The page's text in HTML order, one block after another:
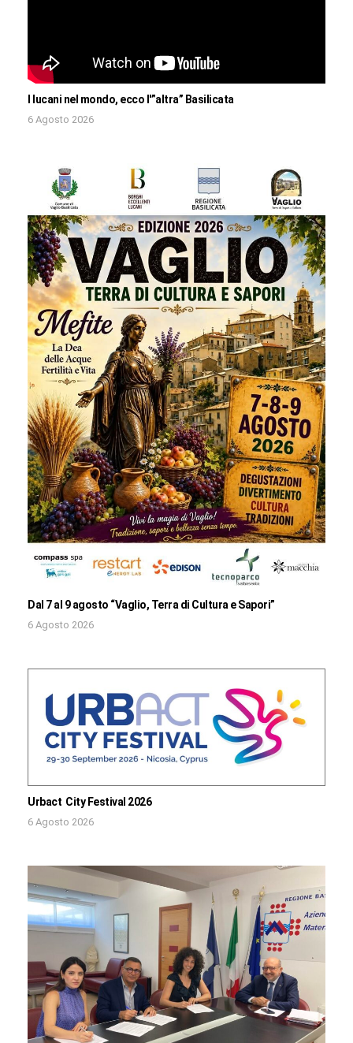
I lucani nel mondo, ecco l'”altra” Basilicata
6 Agosto 2026
Dal 7 al 9 agosto “Vaglio, Terra di Cultura e Sapori”
6 Agosto 2026
Urbact City Festival 2026
6 Agosto 2026